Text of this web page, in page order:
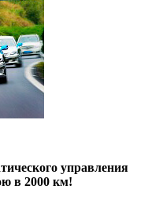
управления
в 2000 км!